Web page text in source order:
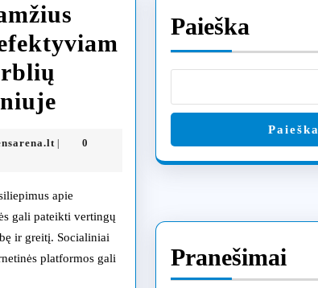
Kurkite
sprendimus
efektyviam
Samsung
siurblių
remontui
siemensarena.lt
0
gali pateikti vertingų
ir greitį. Socialiniai
platformos gali
Paieška
Paieška
Pranešimai